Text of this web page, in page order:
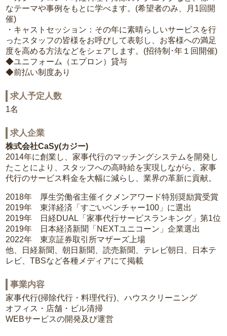
なテーマや事例をもとに学べます。(希望者のみ、月1回開
催)
・キャストセッション：その年に素晴らしいサービスを行
ったスタッフの皆様をお呼びして表彰し、お客様への満足
度を高める方法などをシェアします。(招待制･年１回開催)
◆ユニフォーム（エプロン）貸与
◆前払い制度あり
求人予定人数
1名
求人企業
株式会社CaSy(カジー)
2014年に創業し、家事代行のマッチングシステムを開発し
たことにより、スタッフへの高時給を実現しながら、家事
代行のサービス料金を大幅に減らし、業界の革新に貢献。
2018年 厚生労働省主催イクメンアワード特別奨励賞受賞
2019年 東洋経済「すごいベンチャー100」に選出
2019年 日経DUAL「家事代行サービスランキング」第1位
2019年 日本経済新聞「NEXTユニコーン」企業選出
2022年 東京証券取引所マザーズ上場
他、日経新聞、朝日新聞、読売新聞、テレビ朝日、日本テ
レビ、TBSなど各種メディアにて掲載
事業内容
家事代行(掃除代行・料理代行)、ハウスクリーニング
オフィス・店舗・ビル清掃
WEBサービスの開発及び運営